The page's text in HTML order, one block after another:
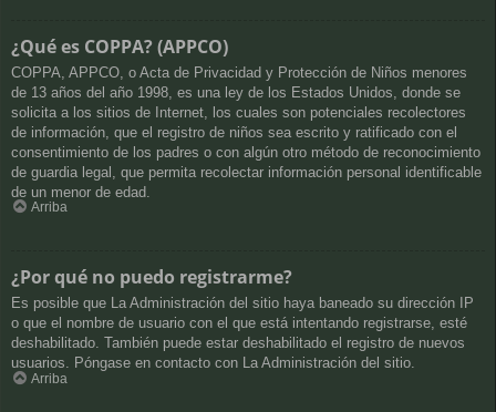
¿Qué es COPPA? (APPCO)
COPPA, APPCO, o Acta de Privacidad y Protección de Niños menores
de 13 años del año 1998, es una ley de los Estados Unidos, donde se
solicita a los sitios de Internet, los cuales son potenciales recolectores
de información, que el registro de niños sea escrito y ratificado con el
consentimiento de los padres o con algún otro método de reconocimiento
de guardia legal, que permita recolectar información personal identificable
de un menor de edad.
Arriba
¿Por qué no puedo registrarme?
Es posible que La Administración del sitio haya baneado su dirección IP
o que el nombre de usuario con el que está intentando registrarse, esté
deshabilitado. También puede estar deshabilitado el registro de nuevos
usuarios. Póngase en contacto con La Administración del sitio.
Arriba